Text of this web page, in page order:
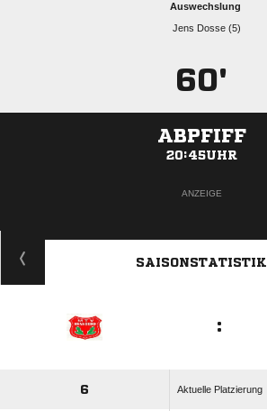
Auswechslung
  
60'
ABPFIFF
20:45UHR
ANZEIGE
SAISONSTATISTIK
:
6 Aktuelle Platzierung